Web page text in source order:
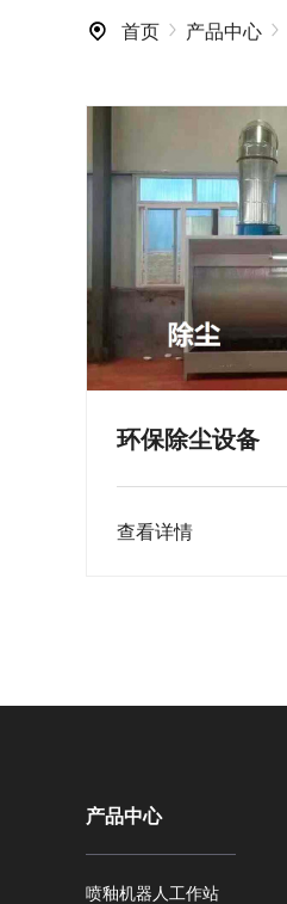
首页 产品中心
环保除尘设备
查看详情
产品中心
喷釉机器人工作站